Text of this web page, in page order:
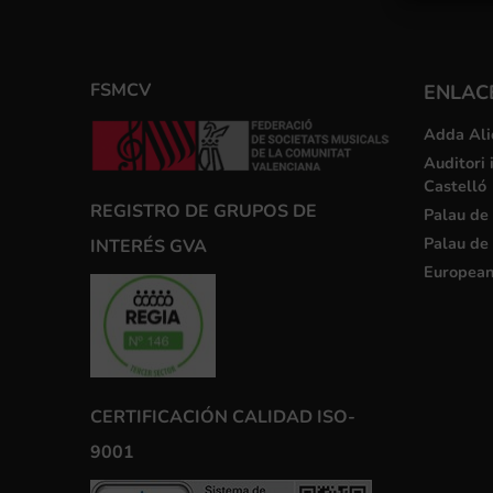
FSMCV
REGISTRO DE GRUPOS DE
INTERÉS GVA
CERTIFICACIÓN CALIDAD ISO-
9001
Adda
Auditori
Castelló
Palau
Palau